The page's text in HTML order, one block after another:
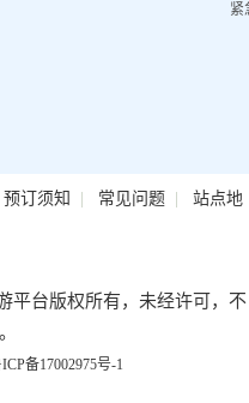
紧
预订须知 | 常见问题| 站点地
平台版权所有，未经许可，不
备17002975号-1